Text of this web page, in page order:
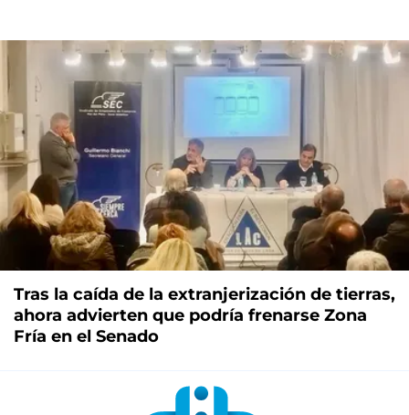
Tras la caída de la extranjerización de tierras,
ahora advierten que podría frenarse Zona
Fría en el Senado